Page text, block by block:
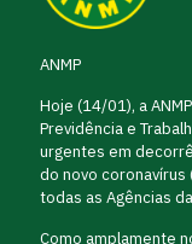
ANMP
Hoje (14/01), a
Previdência e
urgentes em
do novo
todas as Agências
Como amplamente